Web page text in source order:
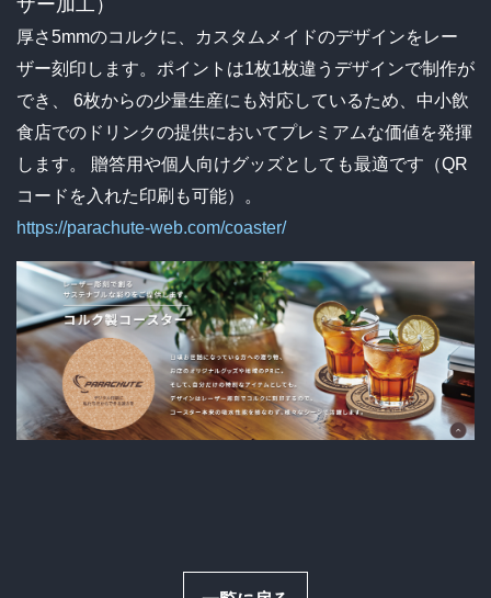
厚さ5mmのコルクに、カスタムメイドのデザインをレー
ザー刻印します。ポイントは1枚1枚違うデザインで制作が
でき、
6枚からの少量生産にも対応しているため、中小飲
食店でのドリンクの提供においてプレミアムな価値を発揮
します。
贈答用や個人向けグッズとしても最適です（QR
コードを入れた印刷も可能）。
https://parachute-web.com/coaster/